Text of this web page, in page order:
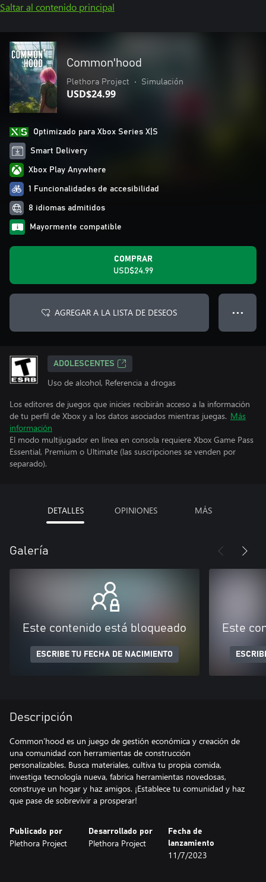
Saltar al contenido principal
Common'hood
Plethora Project • Simulación
USD$24.99
Optimizado para Xbox Series X|S
Smart Delivery
Xbox Play Anywhere
1 Funcionalidades de accesibilidad
8 idiomas admitidos
Mayormente compatible
COMPRAR
USD$24.99
AGREGAR A LA LISTA DE DESEOS ● ● ●
ADOLESCENTES
Uso de alcohol, Referencia a drogas
Los editores de juegos que inicies recibirán acceso a la información
de tu perfil de Xbox y a los datos asociados mientras juegas. Más
información
El modo multijugador en línea en consola requiere Xbox Game Pass
Essential, Premium o Ultimate (las suscripciones se venden por
separado).
DETALLES OPINIONES MÁS
Galería
Este contenido está bloqueado
ESCRIBE TU FECHA DE NACIMIENTO
Este
Descripción
Common’hood es un juego de gestión económica y creación de
una comunidad con herramientas de construcción
personalizables. Busca materiales, cultiva tu propia comida,
investiga tecnología nueva, fabrica herramientas novedosas,
construye un hogar y haz amigos. ¡Establece tu comunidad y haz
que pase de sobrevivir a prosperar!
Publicado por
Plethora Project
Desarrollado por
Plethora Project
Fecha de
lanzamiento
11/7/2023